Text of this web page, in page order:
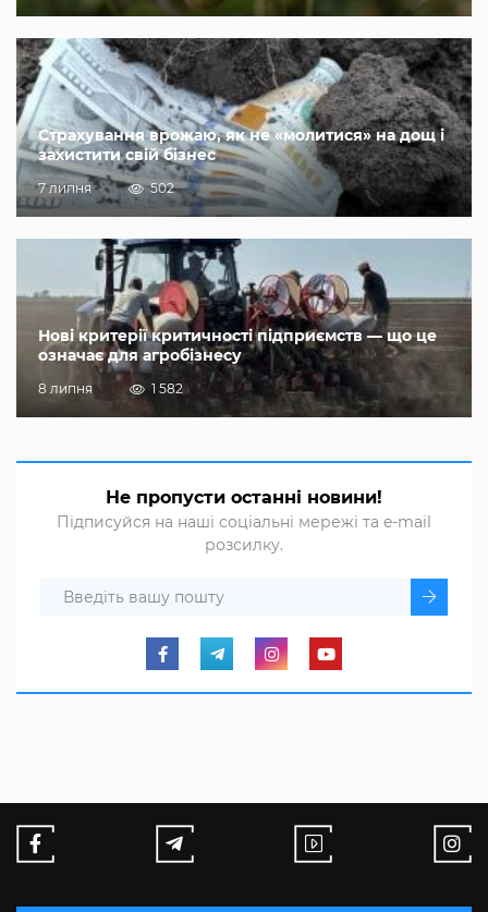
Страхування врожаю, як не «молитися» на дощ і
захистити свій бізнес
7 липня 502
Нові критерії критичності підприємств — що це
означає для агробізнесу
8 липня 1 582
Не пропусти останні новини!
Підписуйся на наші соціальні мережі та e-mail
розсилку.